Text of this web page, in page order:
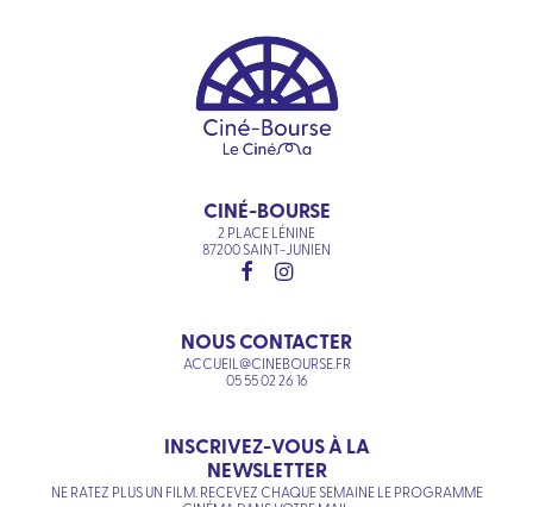
CINÉ-BOURSE
2 PLACE LÉNINE
87200 SAINT-JUNIEN
NOUS CONTACTER
ACCUEIL@CINEBOURSE.FR
05 55 02 26 16
INSCRIVEZ-VOUS À LA
NEWSLETTER
NE RATEZ PLUS UN FILM. RECEVEZ CHAQUE SEMAINE LE PROGRAMME